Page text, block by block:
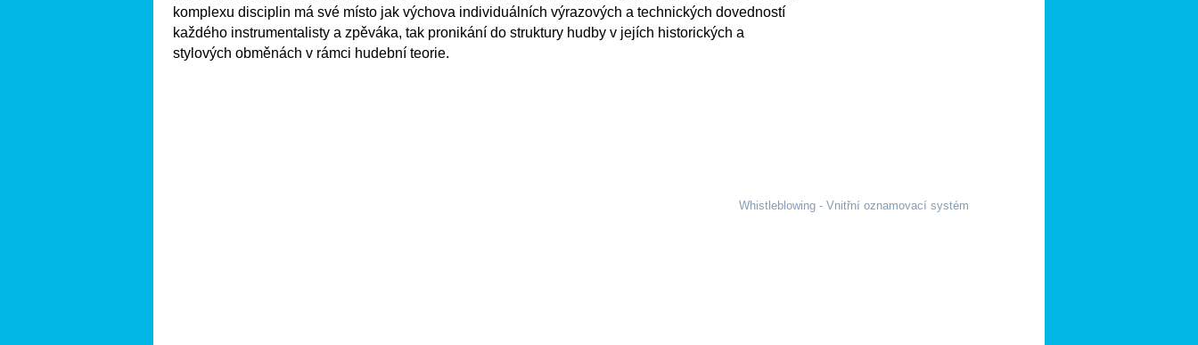
komplexu disciplin má své místo jak výchova individuálních výrazových a technických dovedností
každého instrumentalisty a zpěváka, tak pronikání do struktury hudby v jejích historických a
stylových obměnách v rámci hudební teorie.
Whistleblowing - Vnitřní oznamovací systém